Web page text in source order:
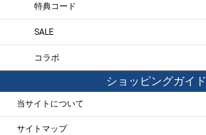
特典コード
SALE
コラボ
ショッピングガイド
当サイトについて
サイトマップ